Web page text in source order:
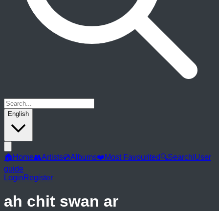
English
🏠 Home👥Artists💿Albums❤️Most Favourited🔍Searchℹ️User
guide
LoginRegister
ah chit swan ar